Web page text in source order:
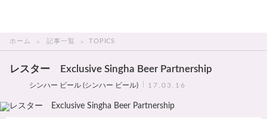
ホーム 記事一覧 TOPICS
レスター Exclusive Singha Beer Partnership
シンハー ビール (シンハー ビール) 17.03.16